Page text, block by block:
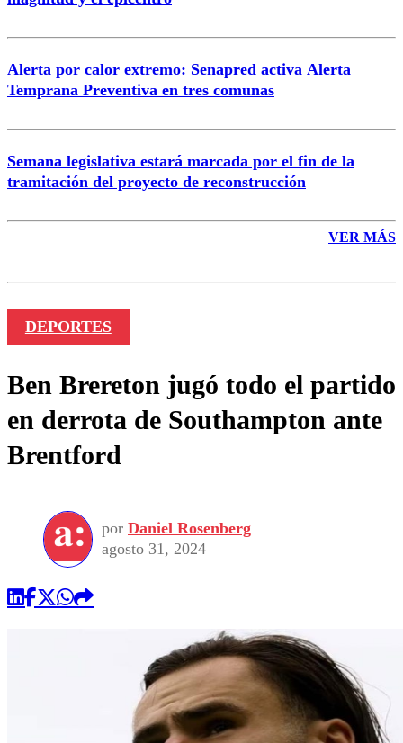
Alerta por calor extremo: Senapred activa Alerta
Temprana Preventiva en tres comunas
Semana legislativa estará marcada por el fin de la
tramitación del proyecto de reconstrucción
VER MÁS
DEPORTES
Ben Brereton jugó todo el partido
en derrota de Southampton ante
Brentford
por Daniel Rosenberg
agosto 31, 2024